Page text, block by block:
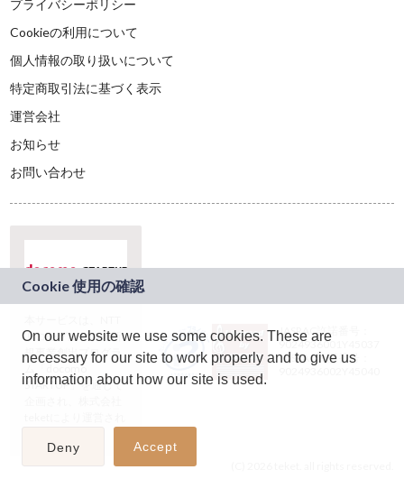
プライバシーポリシー
Cookieの利用について
個人情報の取り扱いについて
特定商取引法に基づく表示
運営会社
お知らせ
お問い合わせ
ドコモグループの新
規事業創出プログラ
ム「docomo
STARTUP」を通じて
JASRAC許諾番号：
9024936001Y45037
JASRAC許諾番号：
On our website we use some cookies. These are
necessary for our site to work properly and to give us
information about how our site is used.
Deny Accept